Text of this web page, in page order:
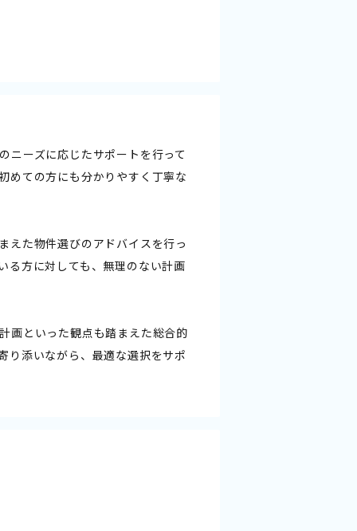
ニーズに応じたサポートを行って
めての方にも分かりやすく丁寧な
えた物件選びのアドバイスを行っ
る方に対しても、無理のない計画
画といった観点も踏まえた総合的
り添いながら、最適な選択をサポ